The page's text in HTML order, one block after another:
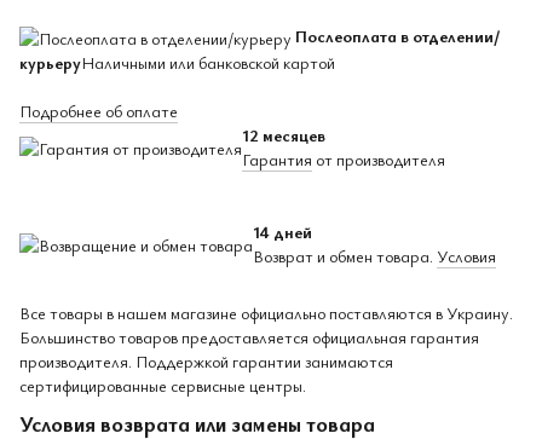
Послеоплата в отделении/
курьеруНаличными или банковской картой
Подробнее об оплате
12 месяцев
Гарантия от производителя
14 дней
Возврат и обмен товара. Условия
Все товары в нашем магазине официально поставляются в Украину.
Большинство товаров предоставляется официальная гарантия
производителя. Поддержкой гарантии занимаются
сертифицированные сервисные центры.
Условия возврата или замены товара